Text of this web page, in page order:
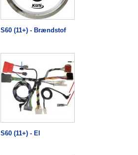
S60 (11+) - Brændstof
S60 (11+) - El